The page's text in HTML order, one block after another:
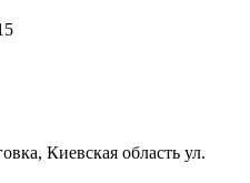
Киевская область ул.